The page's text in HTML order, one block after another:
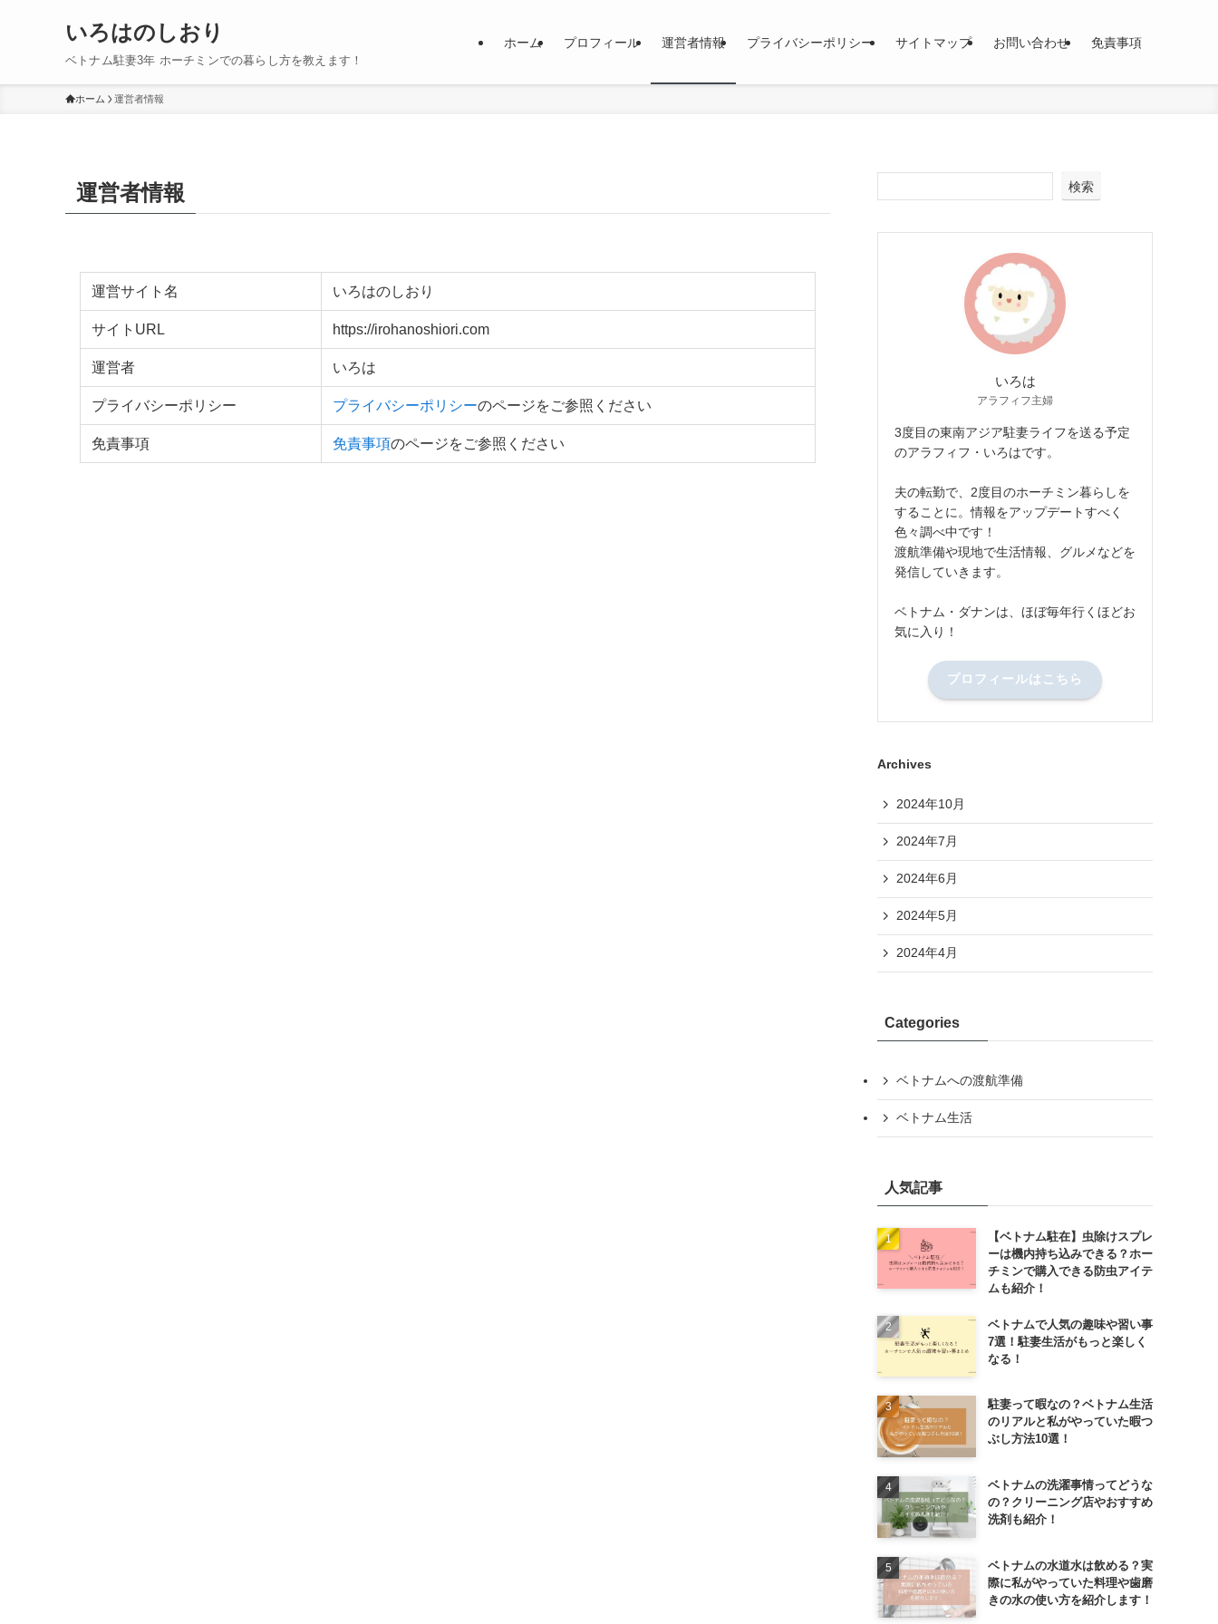
いろはのしおり
ベトナム駐妻3年 ホーチミンでの暮らし方を教えます！
ホーム プロフィール 運営者情報 プライバシーポリシー サイトマップ お問い合わせ 免責事項
ホーム 運営者情報
運営者情報
運営サイト名 いろはのしおり
サイトURL https://irohanoshiori.com
運営者 いろは
プライバシーポリシー プライバシーポリシーのページをご参照ください
免責事項 免責事項のページをご参照ください
検索
いろは
アラフィフ主婦
3度目の東南アジア駐妻ライフを送る予定
のアラフィフ・いろはです。
夫の転勤で、2度目のホーチミン暮らしを
することに。情報をアップデートすべく
色々調べ中です！
渡航準備や現地で生活情報、グルメなどを
発信していきます。
ベトナム・ダナンは、ほぼ毎年行くほどお
気に入り！
プロフィールはこちら
Archives
2024年10月
2024年7月
2024年6月
2024年5月
2024年4月
Categories
ベトナムへの渡航準備
ベトナム生活
人気記事
【ベトナム駐在】虫除けスプレ
ーは機内持ち込みできる？ホー
チミンで購入できる防虫アイテ
ムも紹介！
ベトナムで人気の趣味や習い事
7選！駐妻生活がもっと楽しく
なる！
駐妻って暇なの？ベトナム生活
のリアルと私がやっていた暇つ
ぶし方法10選！
ベトナムの洗濯事情ってどうな
の？クリーニング店やおすすめ
洗剤も紹介！
ベトナムの水道水は飲める？実
際に私がやっていた料理や歯磨
きの水の使い方を紹介します！